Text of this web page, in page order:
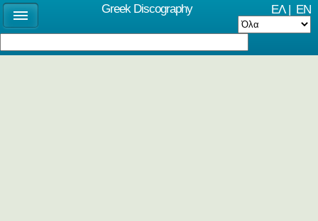
ΕΛ| EN
Greek Discography